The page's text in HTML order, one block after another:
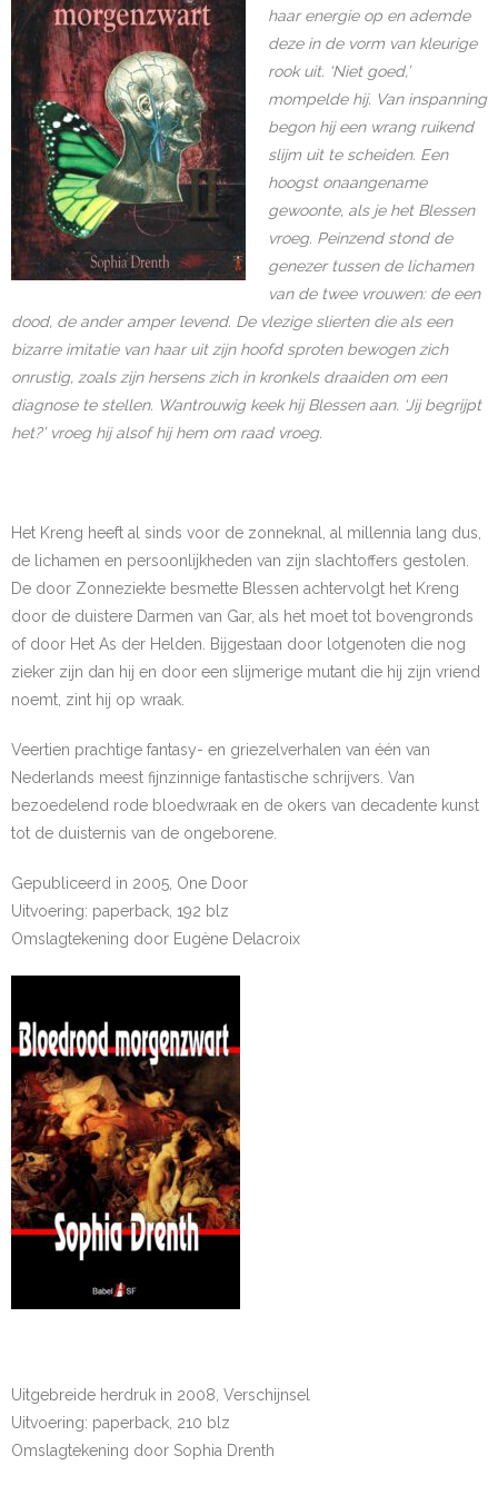
haar energie op en ademde
deze in de vorm van kleurige
rook uit. ‘Niet goed,’
mompelde hij. Van inspanning
begon hij een wrang ruikend
slijm uit te scheiden. Een
hoogst onaangename
gewoonte, als je het Blessen
vroeg. Peinzend stond de
genezer tussen de lichamen
van de twee vrouwen: de een
dood, de ander amper levend. De vlezige slierten die als een
bizarre imitatie van haar uit zijn hoofd sproten bewogen zich
onrustig, zoals zijn hersens zich in kronkels draaiden om een
diagnose te stellen. Wantrouwig keek hij Blessen aan. ‘Jij begrijpt
het?’ vroeg hij alsof hij hem om raad vroeg.
Het Kreng heeft al sinds voor de zonneknal, al millennia lang dus,
de lichamen en persoonlijkheden van zijn slachtoffers gestolen.
De door Zonneziekte besmette Blessen achtervolgt het Kreng
door de duistere Darmen van Gar, als het moet tot bovengronds
of door Het As der Helden. Bijgestaan door lotgenoten die nog
zieker zijn dan hij en door een slijmerige mutant die hij zijn vriend
noemt, zint hij op wraak.
Veertien prachtige fantasy- en griezelverhalen van één van
Nederlands meest fijnzinnige fantastische schrijvers. Van
bezoedelend rode bloedwraak en de okers van decadente kunst
tot de duisternis van de ongeborene.
Gepubliceerd in 2005, One Door
Uitvoering: paperback, 192 blz
Omslagtekening door Eugène Delacroix
Uitgebreide herdruk in 2008, Verschijnsel
Uitvoering: paperback, 210 blz
Omslagtekening door Sophia Drenth